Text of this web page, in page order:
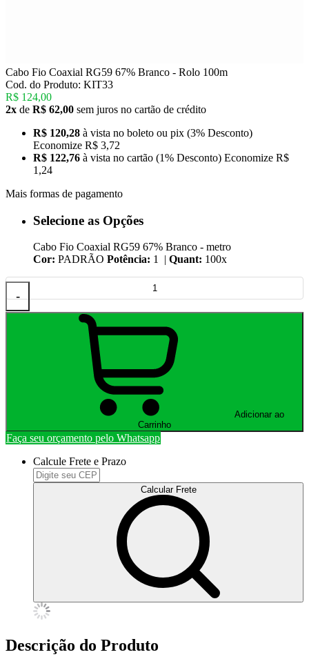
Cabo Fio Coaxial RG59 67% Branco - Rolo 100m
Cod. do Produto: KIT33
R$ 124,00
2x de R$ 62,00 sem juros no cartão de crédito
R$ 120,28 à vista no boleto ou pix (3% Desconto)
Economize R$ 3,72
R$ 122,76 à vista no cartão (1% Desconto) Economize R$
1,24
Mais formas de pagamento
Selecione as Opções
Cabo Fio Coaxial RG59 67% Branco - metro
Cor: PADRÃO Potência: 1 | Quant: 100x
-
Carrinho
Faça seu orçamento pelo Whatsapp
Calcule Frete e Prazo
Calcular Frete
Descrição do Produto